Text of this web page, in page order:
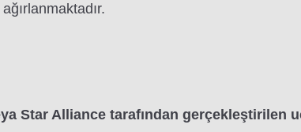
Star Alliance tarafından gerçekleştirilen